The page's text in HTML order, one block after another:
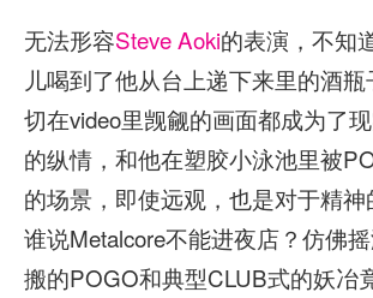
无法形容Steve Aoki的表演，不知
儿喝到了他从台上递下来里的酒
切在video里觊觎的画面都成为了
的纵情，和他在塑胶小泳池里被
的场景，即使远观，也是对于精神
谁说Metalcore不能进夜店？仿佛
搬的POGO和典型CLUB式的妖冶